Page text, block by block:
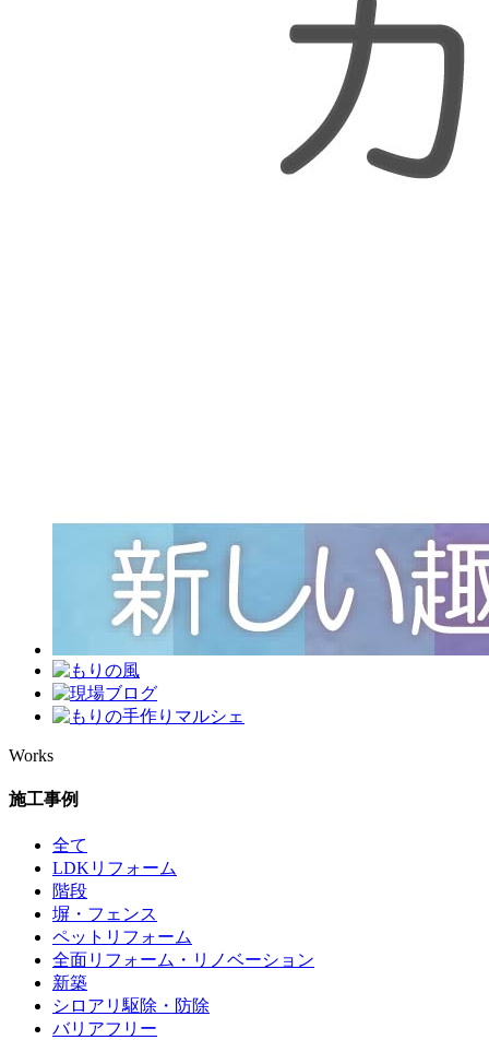
Works
施工事例
全て
LDKリフォーム
階段
塀・フェンス
ペットリフォーム
全面リフォーム・リノベーション
新築
シロアリ駆除・防除
バリアフリー